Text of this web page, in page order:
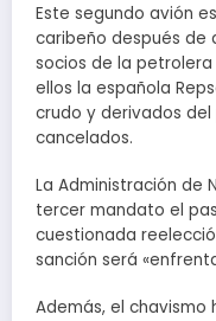
Este segundo avión
caribeño después de
socios de la
ellos la española
crudo y derivados
cancelados.
La Administración de
tercer mandato el
cuestionada
sanción será
Además, el chavismo